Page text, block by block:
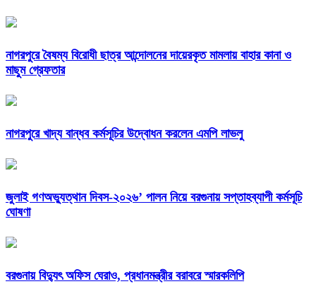
নাগরপুরে বৈষম্য বিরোধী ছাত্র আন্দোলনের দায়েরকৃত মামলায় বাহার কানা ও
মাছুম গ্রেফতার
নাগরপুরে খাদ্য বান্ধব কর্মসূচির উদ্বোধন করলেন এমপি লাভলু
জুলাই গণঅভ্যুত্থান দিবস-২০২৬’ পালন নিয়ে বরগুনায় সপ্তাহব্যাপী কর্মসূচি
ঘোষণা
বরগুনায় বিদ্যুৎ অফিস ঘেরাও, প্রধানমন্ত্রীর বরাবরে স্মারকলিপি